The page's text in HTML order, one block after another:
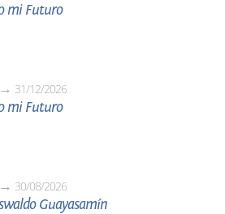
mi Futuro
31/12/2026
mi Futuro
30/08/2026
Guayasamín